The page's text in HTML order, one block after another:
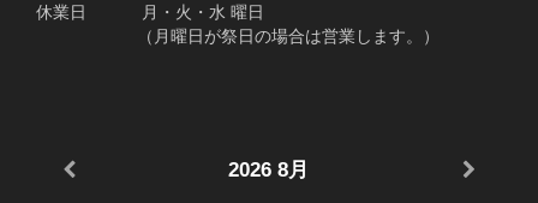
休業日 月・火・水 曜日
（月曜日が祭日の場合は営業します。）
2026 8月